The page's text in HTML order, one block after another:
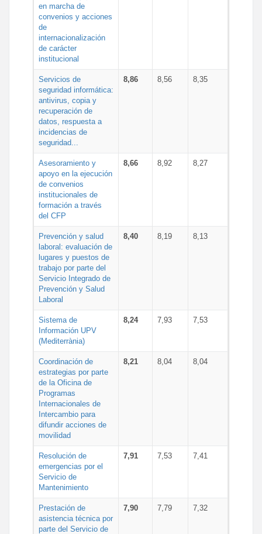
en marcha de
convenios y acciones
de
internacionalización
de carácter
institucional
Servicios de
seguridad informática:
antivirus, copia y
recuperación de
datos, respuesta a
incidencias de
seguridad...
8,86 8,56 8,35
Asesoramiento y
apoyo en la ejecución
de convenios
institucionales de
formación a través
del CFP
8,66 8,92 8,27
Prevención y salud
laboral: evaluación de
lugares y puestos de
trabajo por parte del
Servicio Integrado de
Prevención y Salud
Laboral
8,40 8,19 8,13
Sistema de
Información UPV
(Mediterrània)
8,24 7,93 7,53
Coordinación de
estrategias por parte
de la Oficina de
Programas
Internacionales de
Intercambio para
difundir acciones de
movilidad
8,21 8,04 8,04
Resolución de
emergencias por el
Servicio de
Mantenimiento
7,91 7,53 7,41
Prestación de
asistencia técnica por
parte del Servicio de
7,90 7,79 7,32